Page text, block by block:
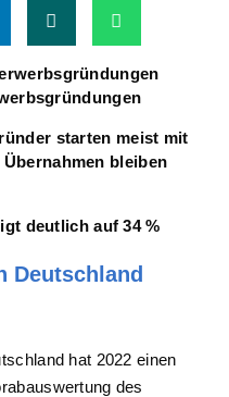
starten meist mit
bleiben
deutlich auf 34 %
Deutschland
hat 2022 einen
des